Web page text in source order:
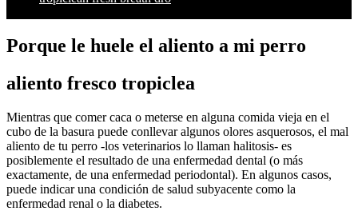
Porque le huele el aliento a mi perro
aliento fresco tropiclea
Mientras que comer caca o meterse en alguna comida vieja en el
cubo de la basura puede conllevar algunos olores asquerosos, el mal
aliento de tu perro -los veterinarios lo llaman halitosis- es
posiblemente el resultado de una enfermedad dental (o más
exactamente, de una enfermedad periodontal). En algunos casos,
puede indicar una condición de salud subyacente como la
enfermedad renal o la diabetes.